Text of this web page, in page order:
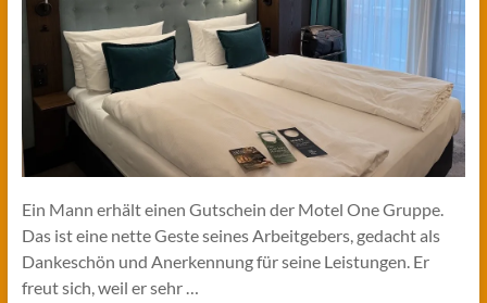
Ein Mann erhält einen Gutschein der Motel One Gruppe.
Das ist eine nette Geste seines Arbeitgebers, gedacht als
Dankeschön und Anerkennung für seine Leistungen. Er
freut sich, weil er sehr …